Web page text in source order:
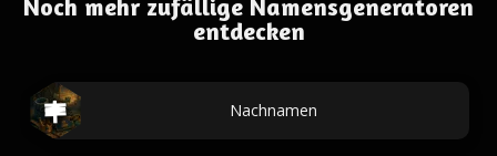
Noch mehr zufällige Namensgeneratoren
entdecken
Nachnamen